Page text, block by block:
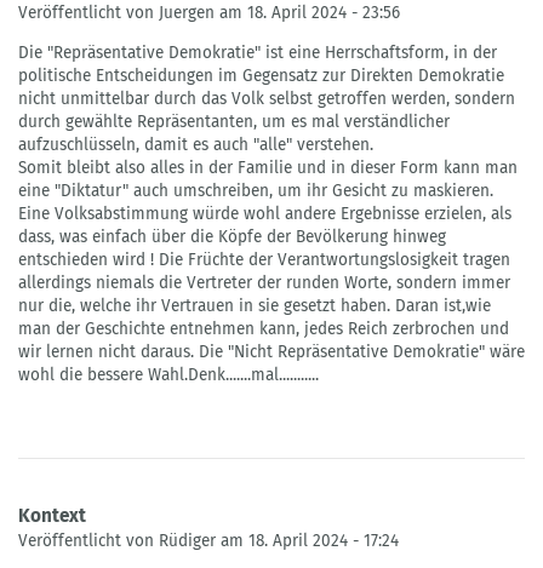
Veröffentlicht von Juergen am 18. April 2024 - 23:56
Die "Repräsentative Demokratie" ist eine Herrschaftsform, in der
politische Entscheidungen im Gegensatz zur Direkten Demokratie
nicht unmittelbar durch das Volk selbst getroffen werden, sondern
durch gewählte Repräsentanten, um es mal verständlicher
aufzuschlüsseln, damit es auch "alle" verstehen.
Somit bleibt also alles in der Familie und in dieser Form kann man
eine "Diktatur" auch umschreiben, um ihr Gesicht zu maskieren.
Eine Volksabstimmung würde wohl andere Ergebnisse erzielen, als
dass, was einfach über die Köpfe der Bevölkerung hinweg
entschieden wird ! Die Früchte der Verantwortungslosigkeit tragen
allerdings niemals die Vertreter der runden Worte, sondern immer
nur die, welche ihr Vertrauen in sie gesetzt haben. Daran ist,wie
man der Geschichte entnehmen kann, jedes Reich zerbrochen und
wir lernen nicht daraus. Die "Nicht Repräsentative Demokratie" wäre
wohl die bessere Wahl.Denk.......mal...........
Kontext
Veröffentlicht von Rüdiger am 18. April 2024 - 17:24